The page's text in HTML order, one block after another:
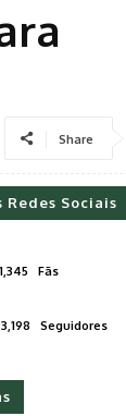
Share
Redes Sociais
Fãs
Seguidores